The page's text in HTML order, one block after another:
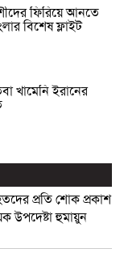
ফিরিয়ে আনতে
বিশেষ ফ্লাইট
খামেনি ইরানের
প্রতি শোক প্রকাশ
উপদেষ্টা হুমায়ুন